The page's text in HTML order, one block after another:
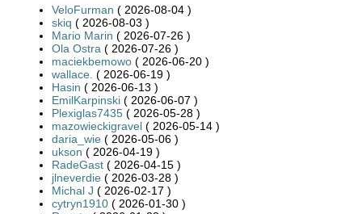
VeloFurman ( 2026-08-04 )
skiq ( 2026-08-03 )
Mario Marin ( 2026-07-26 )
Ola Ostra ( 2026-07-26 )
maciekbemowo ( 2026-06-20 )
wallace. ( 2026-06-19 )
Hasin ( 2026-06-13 )
EmilKarpinski ( 2026-06-07 )
Plexiglas7435 ( 2026-05-28 )
mazowieckigravel ( 2026-05-14 )
daria_wie ( 2026-05-06 )
ukson ( 2026-04-19 )
RadeGast ( 2026-04-15 )
jlneverdie ( 2026-03-28 )
Michal J ( 2026-02-17 )
cytryn1910 ( 2026-01-30 )